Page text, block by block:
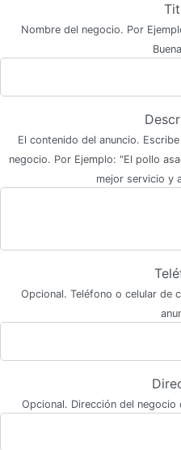
Nombre del negocio. Por
El contenido del anuncio.
negocio. Por Ejemplo: "El pollo
mejor servicio y
Opcional. Teléfono o celular de
Opcional. Dirección del negocio